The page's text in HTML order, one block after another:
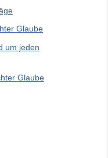
Glaube
um jeden
Glaube